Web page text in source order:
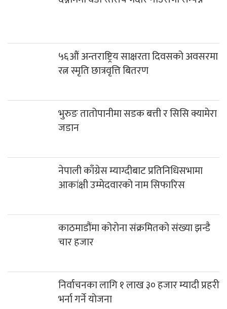
५६औं अन्तराष्ट्रिय साक्षरता दिवसको अवसरमा
रत्न स्मृति छात्रवृत्ति बितरण
भुरुङ तातोपानीमा सडक बत्ती र सिसि क्यामेरा
जडान
नेपाली काँग्रेस म्याग्दीबाट प्रतिनिधिसभामा
आकांक्षी उम्मेदवारको नाम सिफारिस
काठमाडौंमा कोरोना संक्रमितको संख्या झन्डै
चार हजार
निर्वाचनका लागि १ लाख ३० हजार म्यादी प्रहरी
भर्ना गर्ने योजना